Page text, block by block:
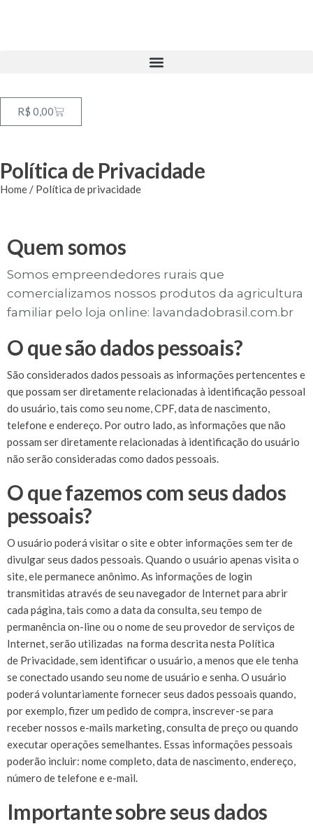
R$ 0,00
Política de Privacidade
Home / Política de privacidade
Quem somos
Somos empreendedores rurais que
comercializamos nossos produtos da agricultura
familiar pelo loja online: lavandadobrasil.com.br
O que são dados pessoais?
São considerados dados pessoais as informações pertencentes e
que possam ser diretamente relacionadas à identificação pessoal
do usuário, tais como seu nome, CPF, data de nascimento,
telefone e endereço. Por outro lado, as informações que não
possam ser diretamente relacionadas à identificação do usuário
não serão consideradas como dados pessoais.
O que fazemos com seus dados
pessoais?
O usuário poderá visitar o site e obter informações sem ter de
divulgar seus dados pessoais. Quando o usuário apenas visita o
site, ele permanece anônimo. As informações de login
transmitidas através de seu navegador de Internet para abrir
cada página, tais como a data da consulta, seu tempo de
permanência on-line ou o nome de seu provedor de serviços de
Internet, serão utilizadas na forma descrita nesta Política
de Privacidade, sem identificar o usuário, a menos que ele tenha
se conectado usando seu nome de usuário e senha. O usuário
poderá voluntariamente fornecer seus dados pessoais quando,
por exemplo, fizer um pedido de compra, inscrever-se para
receber nossos e-mails marketing, consulta de preço ou quando
executar operações semelhantes. Essas informações pessoais
poderão incluir: nome completo, data de nascimento, endereço,
número de telefone e e-mail.
Importante sobre seus dados